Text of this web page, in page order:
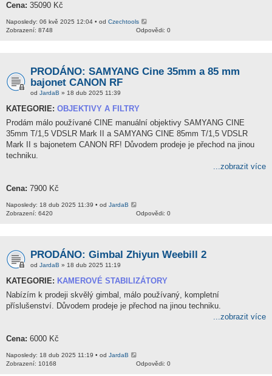
Cena: 35090 Kč
Naposledy: 06 kvě 2025 12:04 • od Czechtools
Odpovědi: 0
Zobrazení: 8748
PRODÁNO: SAMYANG Cine 35mm a 85 mm
bajonet CANON RF
od JardaB » 18 dub 2025 11:39
KATEGORIE: OBJEKTIVY A FILTRY
Prodám málo používané CINE manuální objektivy SAMYANG CINE
35mm T/1,5 VDSLR Mark II a SAMYANG CINE 85mm T/1,5 VDSLR
Mark II s bajonetem CANON RF! Důvodem prodeje je přechod na jinou
techniku.
...zobrazit více
Cena: 7900 Kč
Naposledy: 18 dub 2025 11:39 • od JardaB
Odpovědi: 0
Zobrazení: 6420
PRODÁNO: Gimbal Zhiyun Weebill 2
od JardaB » 18 dub 2025 11:19
KATEGORIE: KAMEROVÉ STABILIZÁTORY
Nabízím k prodeji skvělý gimbal, málo používaný, kompletní
příslušenství. Důvodem prodeje je přechod na jinou techniku.
...zobrazit více
Cena: 6000 Kč
Naposledy: 18 dub 2025 11:19 • od JardaB
Odpovědi: 0
Zobrazení: 10168